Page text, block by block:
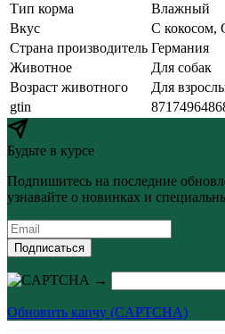
Тип корма
Влажный
Вкус
С кокосом,
Страна производитель Германия
Животное
Для собак
Возраст животного
Для
gtin
Будьте в курсе
Подпишитесь на последние
узнавайте о новинках и
Подписаться
→
Обновить капчу (CAPTCHA)